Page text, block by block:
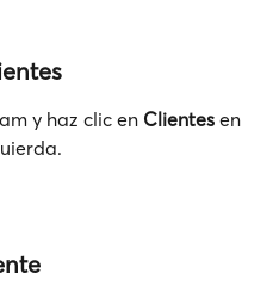
y haz clic en Clientes en